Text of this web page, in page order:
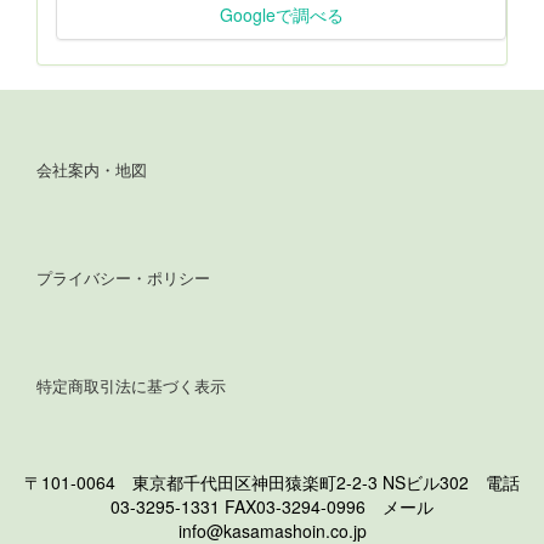
Googleで調べる
会社案内・地図
プライバシー・ポリシー
特定商取引法に基づく表示
〒101-0064 東京都千代田区神田猿楽町2-2-3 NSビル302 電話
03-3295-1331 FAX03-3294-0996 メール
info@kasamashoin.co.jp